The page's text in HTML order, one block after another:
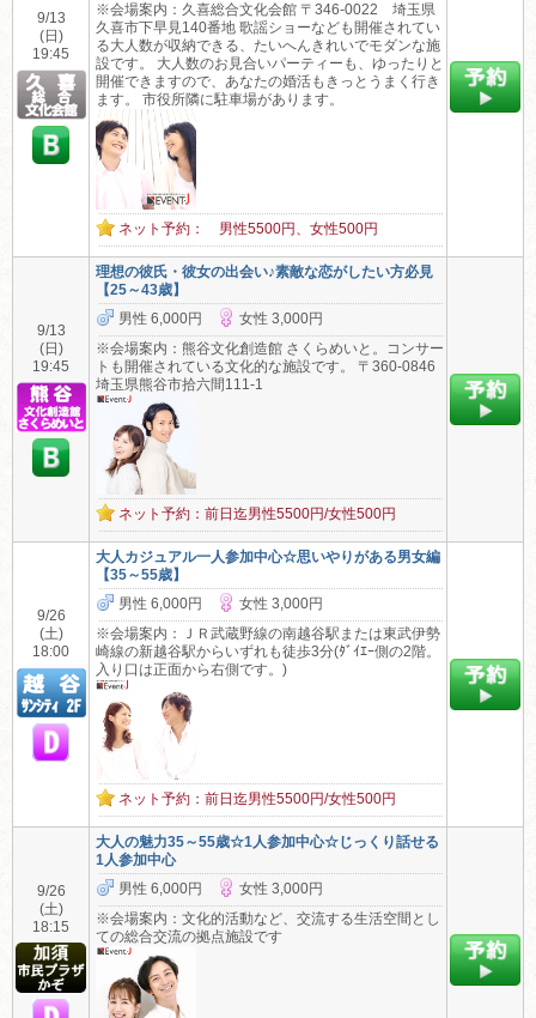
9/13
(日)
19:45
※会場案内：久喜総合文化会館 〒346-0022 埼玉県
久喜市下早見140番地 歌謡ショーなども開催されてい
る大人数が収納できる、たいへんきれいでモダンな施
設です。 大人数のお見合いパーティーも、ゆったりと
開催できますので、あなたの婚活もきっとうまく行き
ます。 市役所隣に駐車場があります。
ネット予約： 男性5500円、女性500円
9/13
(日)
19:45
理想の彼氏・彼女の出会い♪素敵な恋がしたい方必見
【25～43歳】
男性 6,000円
女性 3,000円
※会場案内：熊谷文化創造館 さくらめいと。コンサー
トも開催されている文化的な施設です。 〒360-0846
埼玉県熊谷市拾六間111-1
ネット予約：前日迄男性5500円/女性500円
9/26
(土)
18:00
大人カジュアル一人参加中心☆思いやりがある男女編
【35～55歳】
男性 6,000円
女性 3,000円
※会場案内：ＪＲ武蔵野線の南越谷駅または東武伊勢
崎線の新越谷駅からいずれも徒歩3分(ﾀﾞｲｴｰ側の2階。
入り口は正面から右側です。)
ネット予約：前日迄男性5500円/女性500円
9/26
(土)
18:15
大人の魅力35～55歳☆1人参加中心☆じっくり話せる
1人参加中心
男性 6,000円
女性 3,000円
※会場案内：文化的活動など、交流する生活空間とし
ての総合交流の拠点施設です